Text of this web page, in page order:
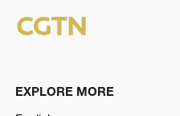
EXPLORE MORE